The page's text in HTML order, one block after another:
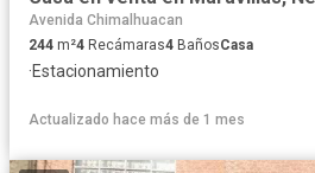
Avenida Chimalhuacan
244 m²4 Recámaras4 BañosCasa
·Estacionamiento
Actualizado hace más de 1 mes